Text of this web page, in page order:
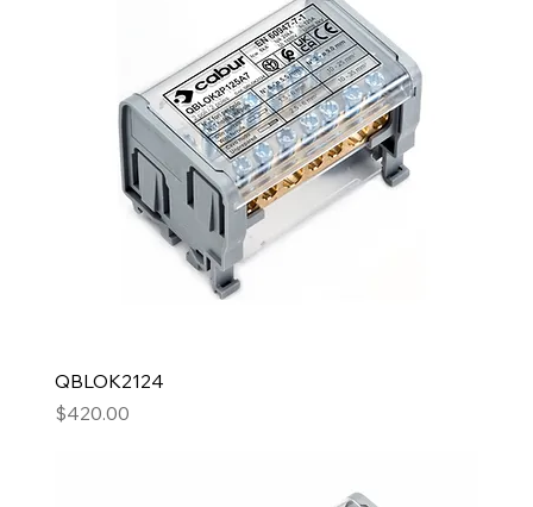
QBLOK2124
Precio
$420.00